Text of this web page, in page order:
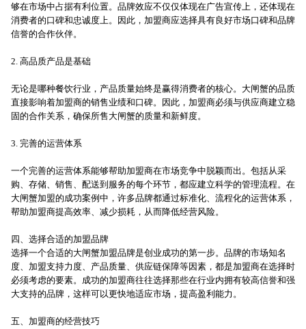
够在市场中占据有利位置。品牌效应不仅仅体现在广告宣传上，还体现在
消费者的口碑和忠诚度上。因此，加盟商应选择具有良好市场口碑和品牌
信誉的合作伙伴。
2. 高品质产品是基础
无论是哪种餐饮行业，产品质量始终是赢得消费者的核心。大闸蟹的品质
直接影响着加盟商的销售业绩和口碑。因此，加盟商必须与供应商建立稳
固的合作关系，确保所售大闸蟹的质量和新鲜度。
3. 完善的运营体系
一个完善的运营体系能够帮助加盟商在市场竞争中脱颖而出。包括从采
购、存储、销售、配送到服务的每个环节，都应建立科学的管理流程。在
大闸蟹加盟的成功案例中，许多品牌都通过标准化、流程化的运营体系，
帮助加盟商提高效率、减少损耗，从而降低经营风险。
四、选择合适的加盟品牌
选择一个合适的大闸蟹加盟品牌是创业成功的第一步。品牌的市场知名
度、加盟支持力度、产品质量、供应链保障等因素，都是加盟商在选择时
必须考虑的要素。成功的加盟商往往选择那些在行业内拥有较高信誉和强
大支持的品牌，这样可以更快地适应市场，提高盈利能力。
五、加盟商的经营技巧